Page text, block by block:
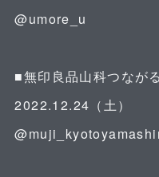
@umore_u
■無印良品山科つなが
2022.12.24（土）